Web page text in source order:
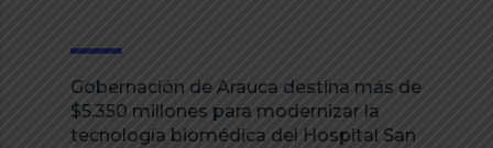
Gobernación de Arauca destina más de
$5.350 millones para modernizar la
tecnología biomédica del Hospital San